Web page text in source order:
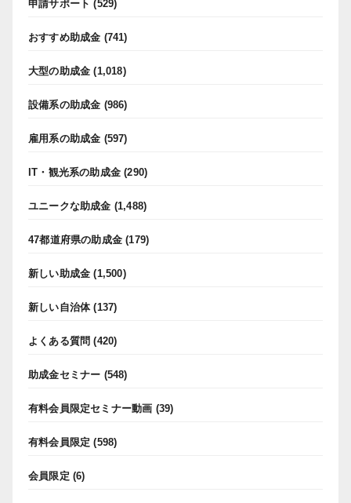
申請サポート (529)
おすすめ助成金 (741)
大型の助成金 (1,018)
設備系の助成金 (986)
雇用系の助成金 (597)
IT・観光系の助成金 (290)
ユニークな助成金 (1,488)
47都道府県の助成金 (179)
新しい助成金 (1,500)
新しい自治体(137)
よくある質問 (420)
助成金セミナー (548)
有料会員限定セミナー動画 (39)
有料会員限定 (598)
会員限定 (6)